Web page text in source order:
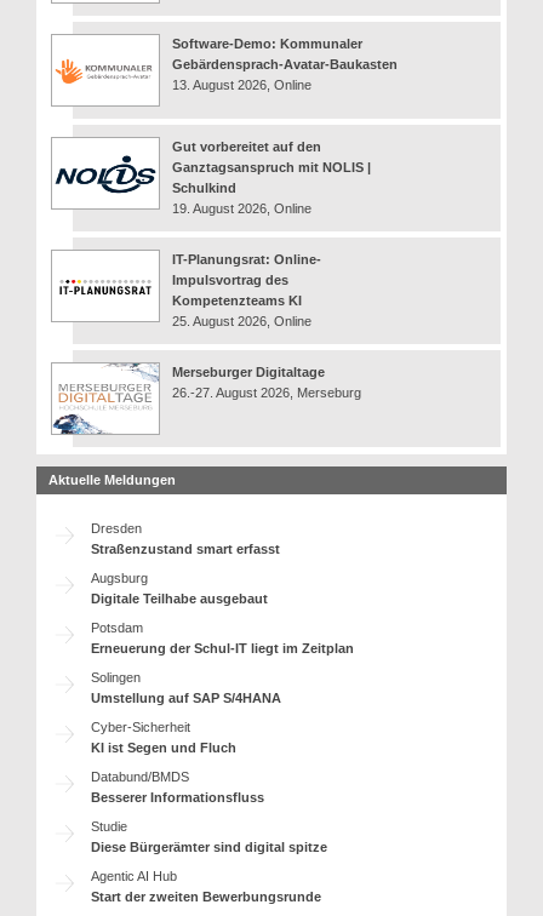
Software-Demo: Kommunaler
Gebärdensprach-Avatar-Baukasten
13. August 2026, Online
Gut vorbereitet auf den
Ganztagsanspruch mit NOLIS |
Schulkind
19. August 2026, Online
IT-Planungsrat: Online-
Impulsvortrag des
Kompetenzteams KI
25. August 2026, Online
Merseburger Digitaltage
26.-27. August 2026, Merseburg
Aktuelle Meldungen
Dresden
Straßenzustand smart erfasst
Augsburg
Digitale Teilhabe ausgebaut
Potsdam
Erneuerung der Schul-IT liegt im Zeitplan
Solingen
Umstellung auf SAP S/4HANA
Cyber-Sicherheit
KI ist Segen und Fluch
Databund/BMDS
Besserer Informationsfluss
Studie
Diese Bürgerämter sind digital spitze
Agentic AI Hub
Start der zweiten Bewerbungsrunde